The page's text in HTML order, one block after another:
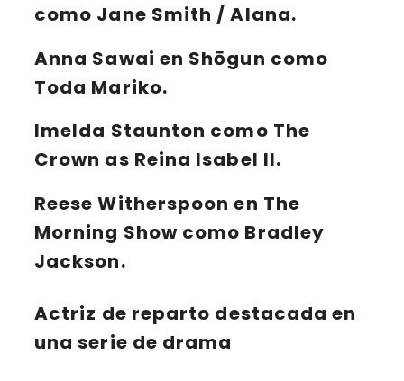
como Jane Smith / Alana.
Anna Sawai en Shōgun como
Toda Mariko.
Imelda Staunton como The
Crown as Reina Isabel II.
Reese Witherspoon en The
Morning Show como Bradley
Jackson.
Actriz de reparto destacada en
una serie de drama